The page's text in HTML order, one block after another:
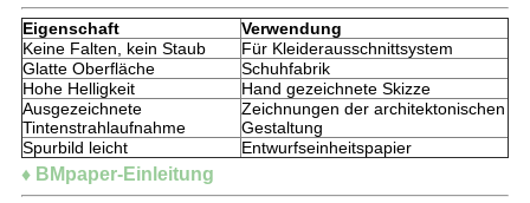
Eigenschaft
Verwendung
Keine Falten, kein Staub
Für Kleiderausschnittsystem
Glatte Oberfläche
Schuhfabrik
Hohe Helligkeit
Hand gezeichnete Skizze
Ausgezeichnete
Tintenstrahlaufnahme
Zeichnungen der architektonischen
Gestaltung
Spurbild leicht
Entwurfseinheitspapier
♦ BMpaper-Einleitung